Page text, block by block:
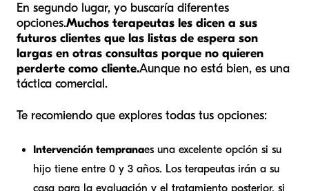
En segundo lugar, yo buscaría diferentes
opciones.Muchos terapeutas les dicen a sus
futuros clientes que las listas de espera son
largas en otras consultas porque no quieren
perderte como cliente.Aunque no está bien, es una
táctica comercial.
Te recomiendo que explores todas tus opciones:
Intervención tempranaes una excelente opción si su
hijo tiene entre 0 y 3 años. Los terapeutas irán a su
casa para la evaluación y el tratamiento posterior, si